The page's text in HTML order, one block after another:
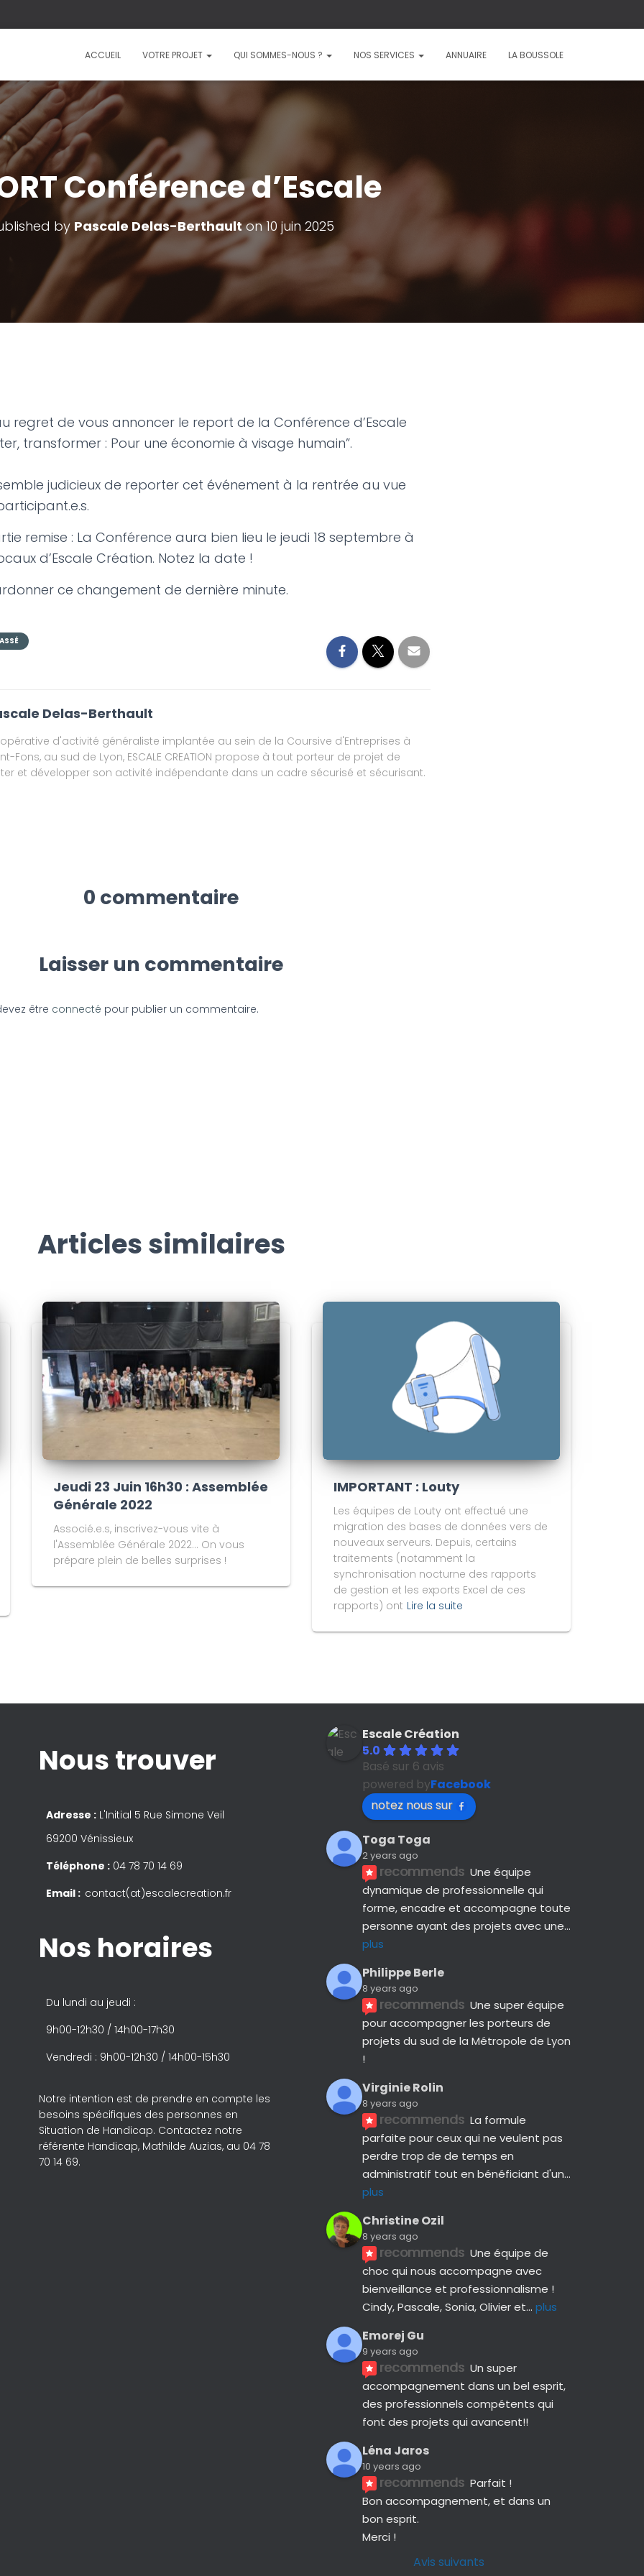
ACCUEIL VOTRE PROJET QUI SOMMES-NOUS ? NOS SERVICES ANNUAIRE LA BOUSSOLE
Conférence d’Escale
by Pascale Delas-Berthaulton10 juin 2025
regret de vous annoncer le report de la Conférence d’Escale
transformer : Pour une économie à visage humain”.
judicieux de reporter cet événement à la rentrée au vue
remise : La Conférence aura bien lieu le jeudi 18 septembre à
d’Escale Création. Notez la date !
ce changement de dernière minute.
Delas-Berthault
d'activité généraliste implantée au sein de la Coursive d'Entreprises à
Fons, au sud de Lyon, ESCALE CREATION propose à tout porteur de projet de
et développer son activité indépendante dans un cadre sécurisé et sécurisant.
0 commentaire
Laisser un commentaire
être connecté pour publier un commentaire.
Articles similaires
Jeudi 23 Juin 16h30 : Assemblée
Générale 2022
Associé.e.s, inscrivez-vous vite à
l'Assemblée Générale 2022... On vous
prépare plein de belles surprises !
IMPORTANT : Louty
Les équipes de Louty ont effectué une
migration des bases de données vers de
nouveaux serveurs. Depuis, certains
traitements (notamment la
synchronisation nocturne des rapports
de gestion et les exports Excel de ces
rapports) ont Lire la suite
Nous trouver
Adresse : L'Initial 5 Rue Simone Veil
69200 Vénissieux
Téléphone : 04 78 70 14 69
Email : contact(at)escalecreation.fr
Nos horaires
Du lundi au jeudi :
9h00-12h30 / 14h00-17h30
Vendredi : 9h00-12h30 / 14h00-15h30
Notre intention est de prendre en compte les
besoins spécifiques des personnes en
Situation de Handicap. Contactez notre
référente Handicap, Mathilde Auzias, au 04 78
70 14 69.
Escale Création
5.0
Basé sur 6 avis
powered byFacebook
notez nous sur
Toga Toga
2 years ago
recommends Une équipe
dynamique de professionnelle qui
forme, encadre et accompagne toute
personne ayant des projets avec une
plus
Philippe Berle
8 years ago
recommends Une super équipe
pour accompagner les porteurs de
projets du sud de la Métropole de Lyon
!
Virginie Rolin
8 years ago
recommends La formule
parfaite pour ceux qui ne veulent pas
perdre trop de de temps en
administratif tout en bénéficiant d'un
plus
Christine Ozil
8 years ago
recommends Une équipe de
choc qui nous accompagne avec
bienveillance et professionnalisme !
Cindy, Pascale, Sonia, Olivier et... plus
Emorej Gu
9 years ago
recommends Un super
accompagnement dans un bel esprit,
des professionnels compétents qui
font des projets qui avancent!!
Léna Jaros
10 years ago
recommends Parfait !
Bon accompagnement, et dans un
bon esprit.
Merci !
Avis suivants